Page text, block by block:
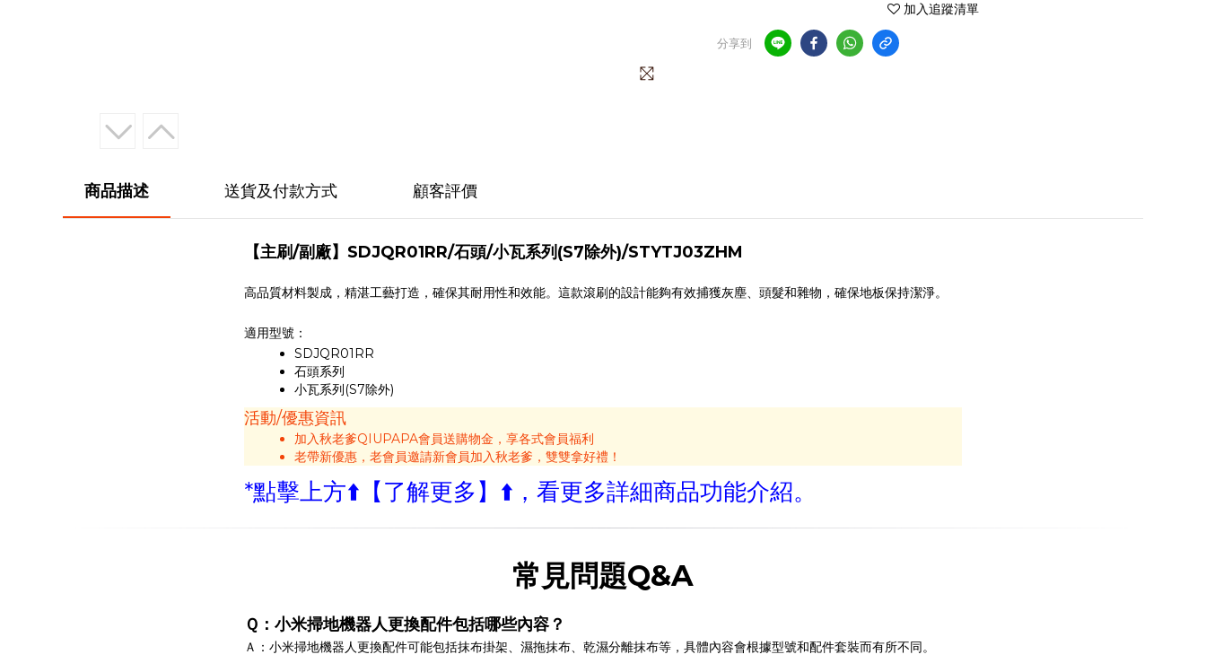
加入追蹤清單
分享到
商品描述 送貨及付款方式 顧客評價
【主刷/副廠】SDJQR01RR/石頭/小瓦系列(S7除外)/STYTJ03ZHM
高品質材料製成，精湛工藝打造，確保其耐用性和效能。這款滾刷的設計能夠有效捕獲灰塵、頭髮和雜物，確保地板保持潔淨。
適用型號：
SDJQR01RR
石頭系列
小瓦系列(S7除外)
活動/優惠資訊
加入秋老爹QIUPAPA會員送購物金，享各式會員福利
老帶新優惠，老會員邀請新會員加入秋老爹，雙雙拿好禮！
*點擊上方⬆️【了解更多】⬆️，看更多詳細商品功能介紹。
常見問題Q&A
Ｑ：小米掃地機器人更換配件包括哪些內容？
Ａ：小米掃地機器人更換配件可能包括抹布掛架、濕拖抹布、乾濕分離抹布等，具體內容會根據型號和配件套裝而有所不同。